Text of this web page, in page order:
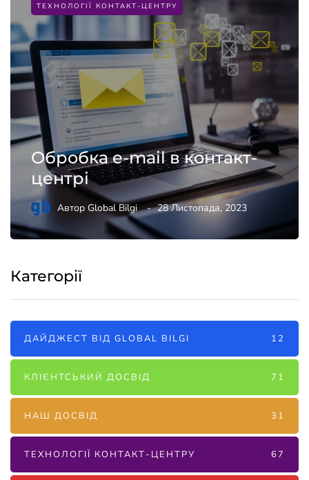
ТЕХНОЛОГІЇ КОНТАКТ-ЦЕНТРУ
Обробка e-mail в контакт-
центрі
Автор Global Bilgi 28 Листопада, 2023
Категорії
ДАЙДЖЕСТ ВІД GLOBAL BILGI 12
КЛІЄНТСЬКИЙ ДОСВІД 71
НАШ ДОСВІД 31
ТЕХНОЛОГІЇ КОНТАКТ-ЦЕНТРУ 67